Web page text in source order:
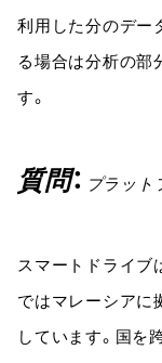
利用した分のデー
る場合は分析の部
す。
質問 プラット
スマートドライブ
ではマレーシアに
しています。国を